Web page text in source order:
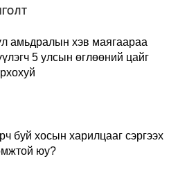
амьдралын хэв маягаараа
5 улсын өглөөний цайг
буй хосын харилцааг сэргээх
юу?